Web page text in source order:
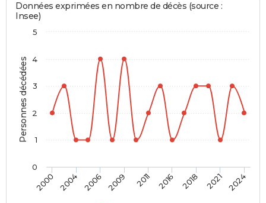
Personnes décédées
Données exprimées en nombre de décès (source :
Insee)
2000 2004 2006 2009 2011 2016 2018 2021 2024
0
1
2
3
4
5